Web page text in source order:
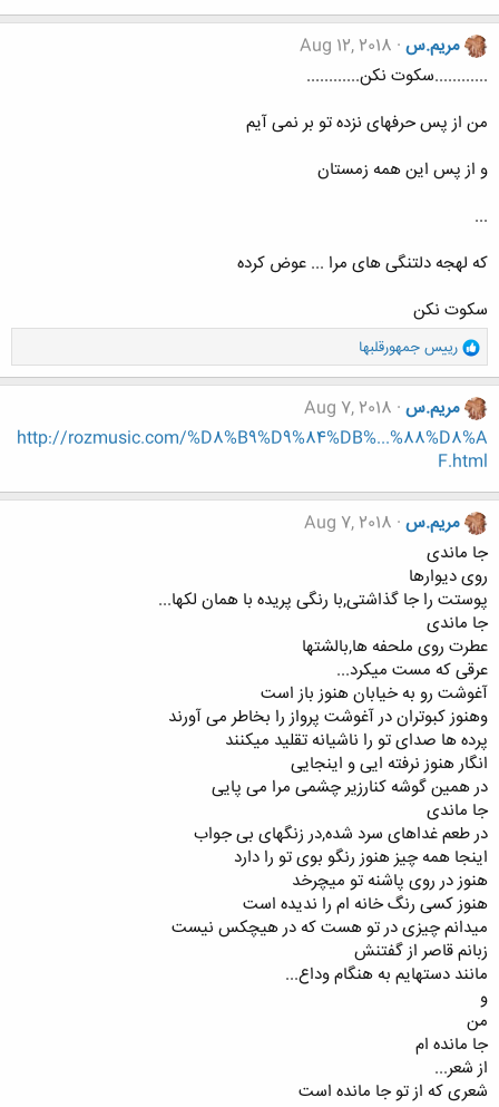
مریم.س Aug 12, 2018
............سکوت نکن............
من از پس حرفهای نزده تو بر نمی آیم
و از پس این همه زمستان
...
که لهجه دلتنگی های مرا ... عوض کرده
سکوت نکن
و
ا
ک
ن
ش
ه
ا
رییس جمهورقلبها
مریم.س Aug 7, 2018
http://rozmusic.com/%D8%B9%D9%84%DB%...%88%D8%A
F.html
مریم.س Aug 7, 2018
جا ماندی
روی دیوارها
پوستت را جا گذاشتی,با رنگی پریده با همان لکها...
جا ماندی
عطرت روی ملحفه ها,بالشتها
عرقی که مست میکرد...
آغوشت رو به خیابان هنوز باز است
وهنوز کبوتران در آغوشت پرواز را بخاطر می آورند
پرده ها صدای تو را ناشیانه تقلید میکنند
انگار هنوز نرفته ایی و اینجایی
در همین گوشه کنارزیر چشمی مرا می پایی
جا ماندی
در طعم غداهای سرد شده,در زنگهای بی جواب
اینجا همه چیز هنوز رنگو بوی تو را دارد
هنوز در روی پاشنه تو میچرخد
هنوز کسی رنگ خانه ام را ندیده است
میدانم چیزی در تو هست که در هیچکس نیست
زبانم قاصر از گفتنش
مانند دستهایم به هنگام وداع...
و
من
جا مانده ام
از شعر...
شعری که از تو جا مانده است